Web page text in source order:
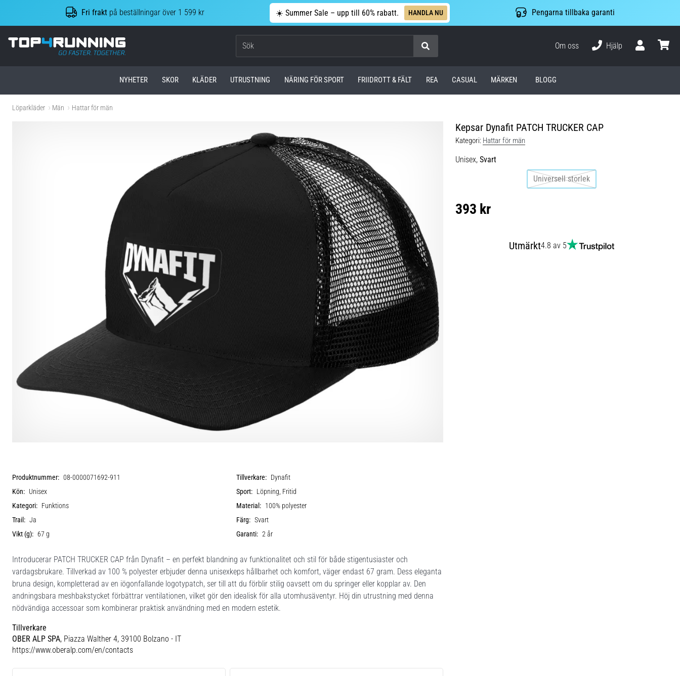
Fri frakt på beställningar över 1 599 kr ☀️ Summer Sale – upp till 60% rabatt. HANDLA NU Pengarna tillbaka garanti
Top4Running.se
Om oss
Hjälp
NYHETER SKOR KLÄDER UTRUSTNING NÄRING FÖR SPORT FRIIDROTT & FÄLT REA CASUAL MÄRKEN BLOGG
Löparkläder Män Hattar för män
Kepsar Dynafit PATCH TRUCKER CAP
Kategori: Hattar för män
Unisex, Svart
Universell storlek
393 kr
Utmärkt4.8 av 5
Produktnummer: 08-0000071692-911 Tillverkare: Dynafit
Kön: Unisex Sport: Löpning, Fritid
Kategori: Funktions Material: 100% polyester
Trail: Ja Färg: Svart
Vikt (g): 67 g Garanti: 2 år
Introducerar PATCH TRUCKER CAP från Dynafit – en perfekt blandning av funktionalitet och stil för både stigentusiaster och
vardagsbrukare. Tillverkad av 100 % polyester erbjuder denna unisexkeps hållbarhet och komfort, väger endast 67 gram. Dess eleganta
bruna design, kompletterad av en iögonfallande logotypatch, ser till att du förblir stilig oavsett om du springer eller kopplar av. Den
andningsbara meshbakstycket förbättrar ventilationen, vilket gör den idealisk för alla utomhusäventyr. Höj din utrustning med denna
nödvändiga accessoar som kombinerar praktisk användning med en modern estetik.
Tillverkare
OBER ALP SPA, Piazza Walther 4, 39100 Bolzano - IT
https://www.oberalp.com/en/contacts